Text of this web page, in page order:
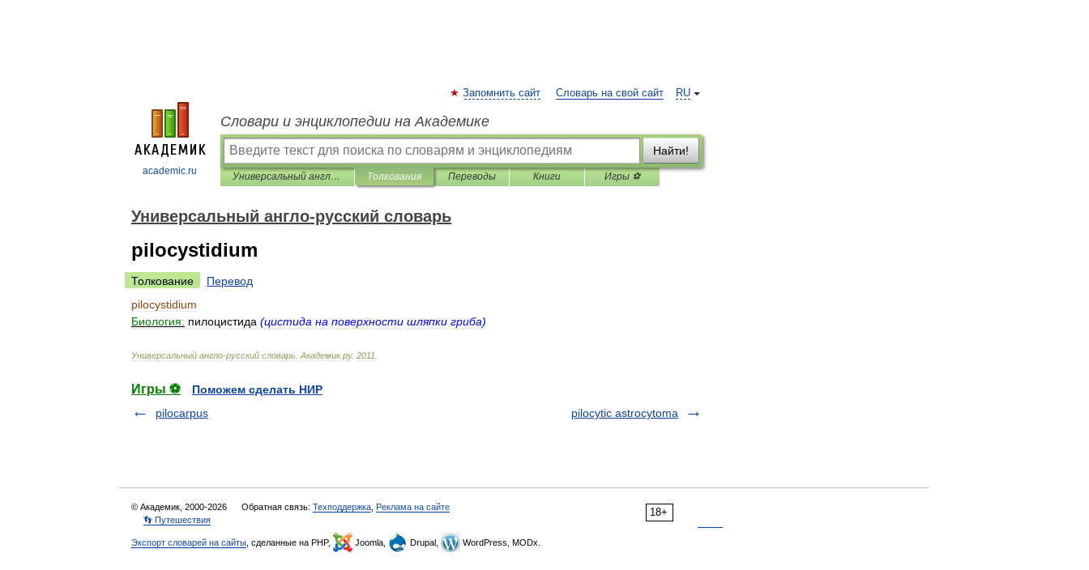
academic.ru
RU
Запомнить сайт Словарь на свой сайт
Словари и энциклопедии на Академике
Найти!
Универсальный англо-русский словарь Толкования Переводы Книги Игры ⚽
Универсальный англо-русский словарь
pilocystidium
Толкование
Перевод
pilocystidium
Биология: пилоцистида (цистида на поверхности шляпки гриба)
Универсальный англо-русский словарь Академик.ру. 2011
Игры ⚽
Поможем сделать НИР
pilocarpus
pilocytic astrocytoma
18+
© Академик, 2000-2026 Обратная связь: Техподдержка Реклама на сайте
👣 Путешествия
Экспорт словарей на сайты , сделанные на PHP, Joomla, Drupal, WordPress, MODx.